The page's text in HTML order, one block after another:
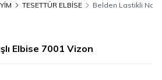
TESETTÜR ELBİSE Belden Lastikli
Elbise 7001 Vizon